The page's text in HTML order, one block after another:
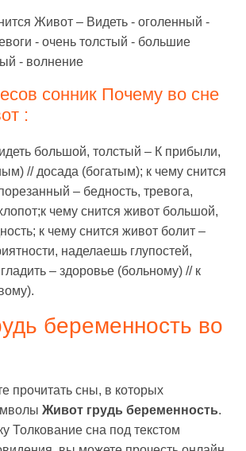
Живот – Видеть - оголенный -
- очень толстый - большие
- волнение
сонник Почему во сне
:
большой, толстый – К прибыли,
// досада (богатым); к чему снится
– бедность, тревога,
чему снится живот большой,
к чему снится живот болит –
наделаешь глупостей,
– здоровье (больному) // к
беременность во
прочитать сны, в которых
Живот грудь беременность.
Толкование сна под текстом